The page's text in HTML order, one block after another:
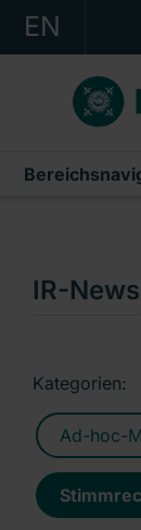
EN
KONZERN
KLINIKEN
KARRIERE
KONTAKT
IR-News
Kategorien:
Ad-hoc-